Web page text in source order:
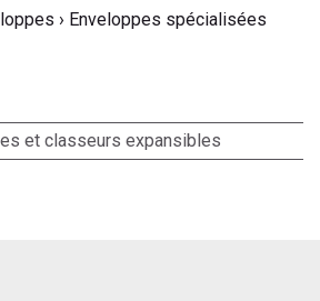
› Enveloppes spécialisées
et classeurs expansibles